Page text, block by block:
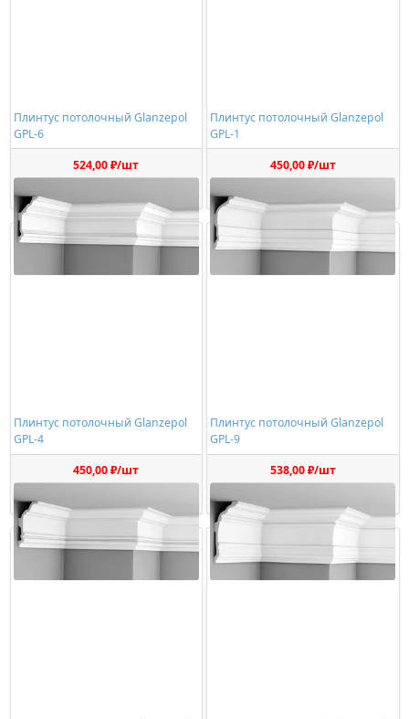
Плинтус потолочный Glanzepol
GPL-6
524,00 ₽/шт
Плинтус потолочный Glanzepol
GPL-1
450,00 ₽/шт
Плинтус потолочный Glanzepol
GPL-4
450,00 ₽/шт
Плинтус потолочный Glanzepol
GPL-9
538,00 ₽/шт